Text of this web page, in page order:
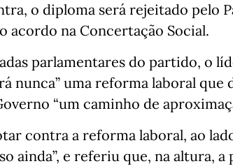
o diploma será rejeitado pelo
acordo na Concertação Social.
parlamentares do partido, o
nunca” uma reforma laboral que
“um caminho de
contra a reforma laboral, ao
ainda”, e referiu que, na altura,